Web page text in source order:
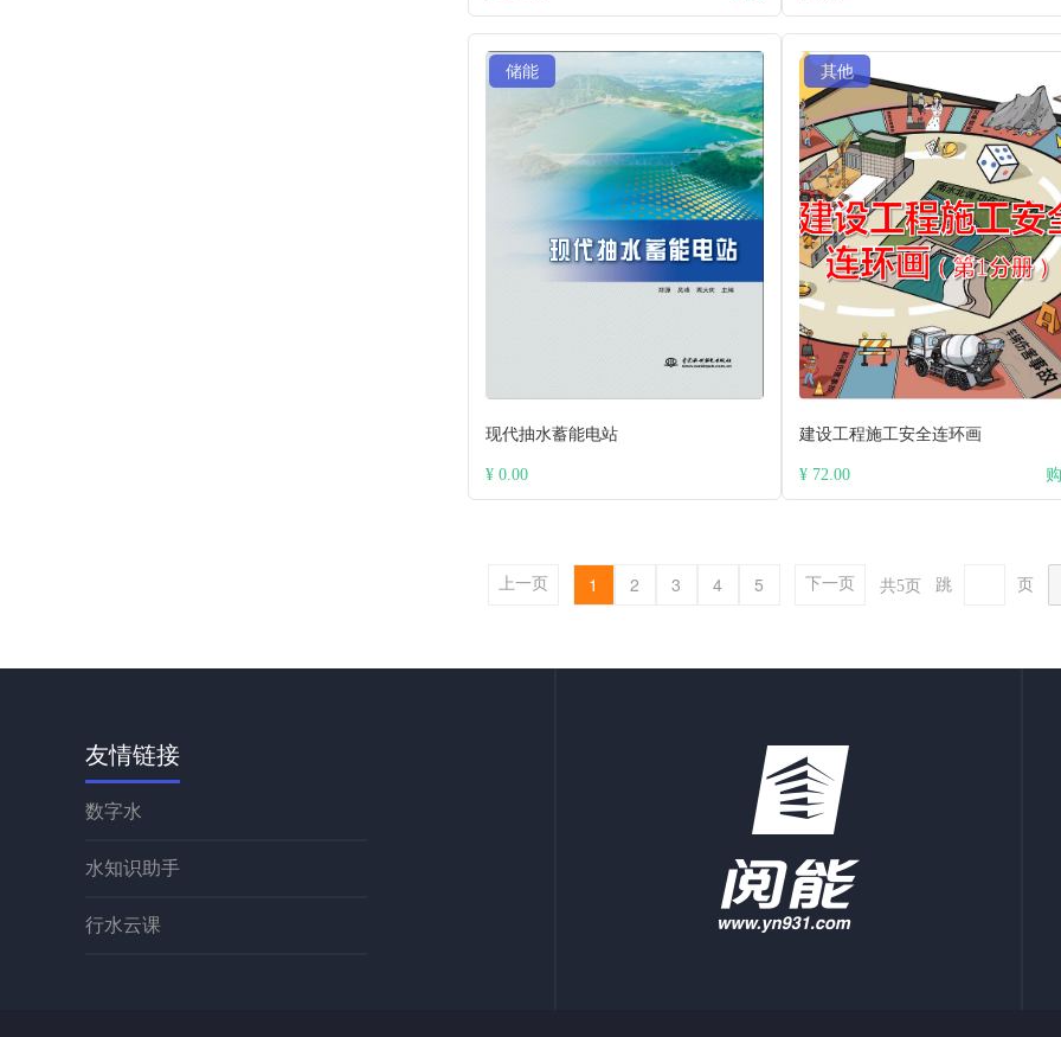
现代抽水蓄能电站
储能
¥ 0.00
建设工程施工安全连环画
其他
¥ 72.00
上一页 1 2 3 4 5 下一页 共5页 跳 页
友情链接
数字水
水知识助手
行水云课